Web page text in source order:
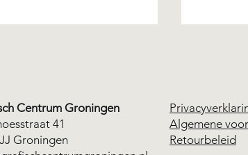
Risografie
Centrum Groningen
41
Groningen
Algemene
Retourbeleid